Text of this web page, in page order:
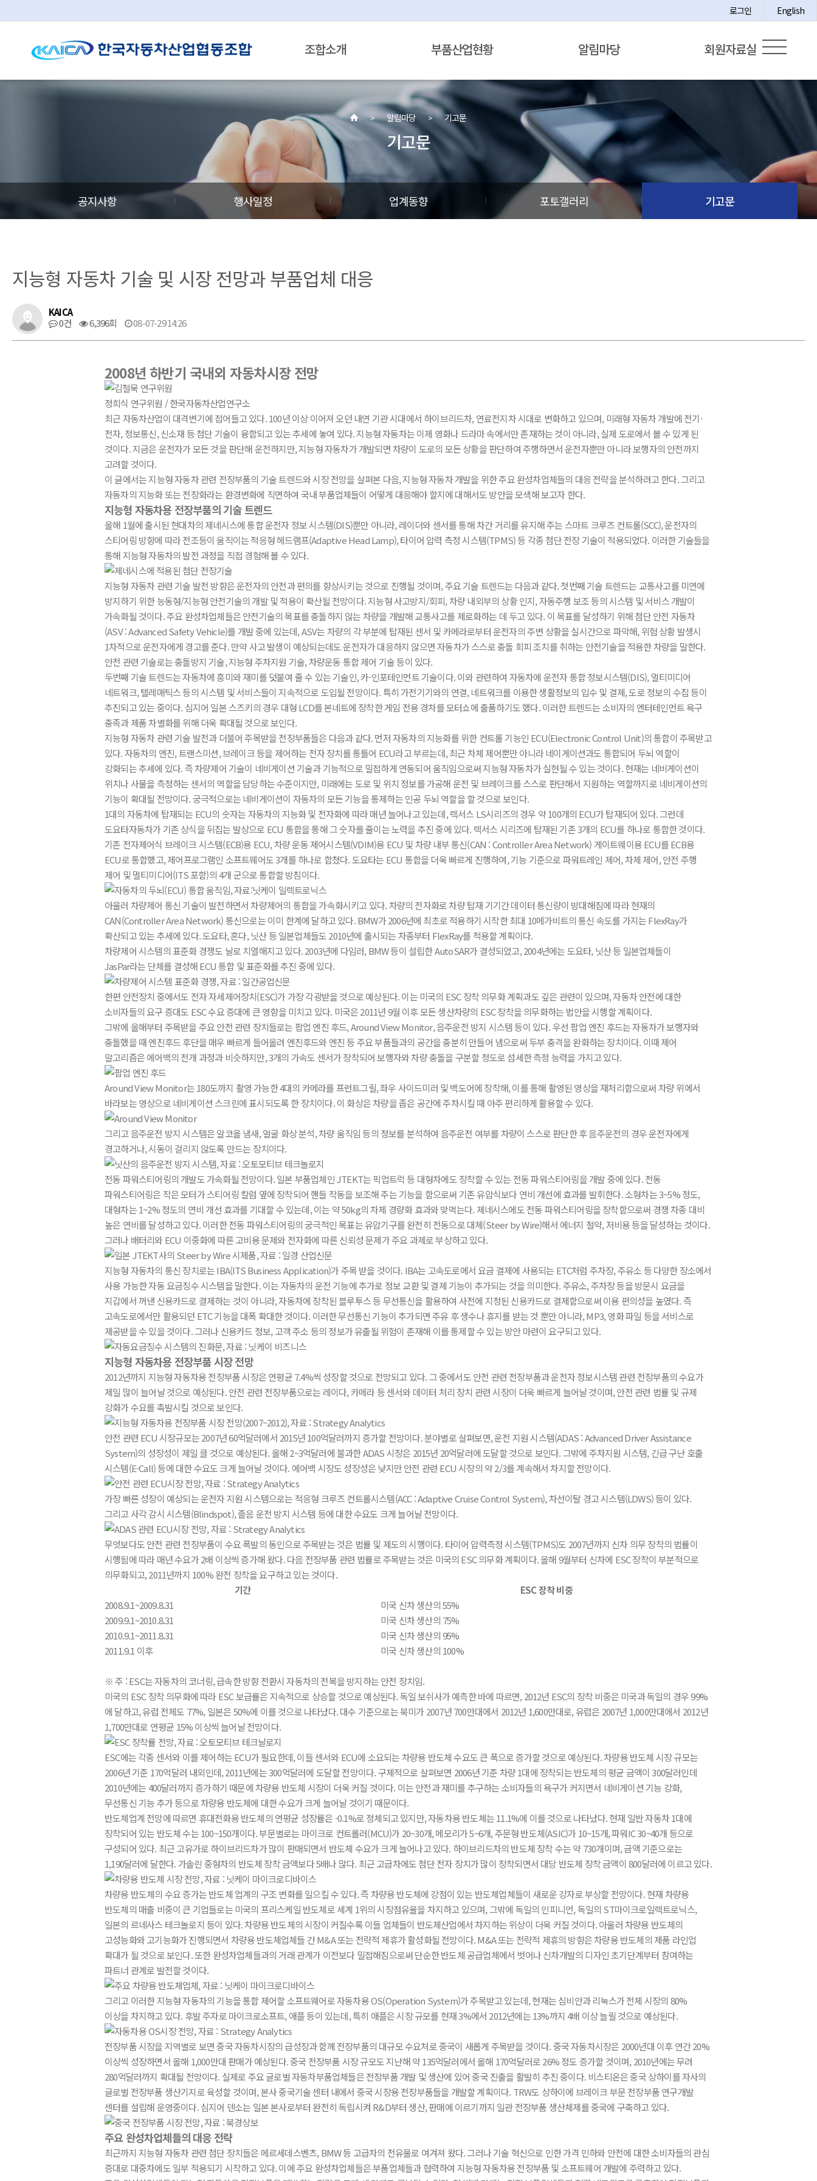
로그인 English
조합소개 부품산업현황 알림마당 회원자료실
알림마당 기고문
기고문
공지사항 행사일정 업계동향 포토갤러리 기고문
지능형 자동차 기술 및 시장 전망과 부품업체 대응
KAICA
0건
6,396회 08-07-29 14:26
2008년 하반기 국내외 자동차시장 전망
정희식 연구위원 / 한국자동차산업연구소
최근 자동차산업이 대격변기에 접어들고 있다. 100년 이상 이어져 오던 내연 기관 시대에서 하이브리드차, 연료전지차 시대로 변화하고 있으며, 미래형 자동차 개발에 전기·
전자, 정보통신, 신소재 등 첨단 기술이 융합되고 있는 추세에 놓여 있다. 지능형 자동차는 이제 영화나 드라마 속에서만 존재하는 것이 아니라, 실제 도로에서 볼 수 있게 된
것이다. 지금은 운전자가 모든 것을 판단해 운전하지만, 지능형 자동차가 개발되면 차량이 도로의 모든 상황을 판단하여 주행하면서 운전자뿐만 아니라 보행자의 안전까지
고려할 것이다.
이 글에서는 지능형 자동차 관련 전장부품의 기술 트렌드와 시장 전망을 살펴본 다음, 지능형 자동차 개발을 위한 주요 완성차업체들의 대응 전략을 분석하려고 한다. 그리고
자동차의 지능화 또는 전장화라는 환경변화에 직면하여 국내 부품업체들이 어떻게 대응해야 할지에 대해서도 방안을 모색해 보고자 한다.
지능형 자동차용 전장부품의 기술 트렌드
올해 1월에 출시된 현대차의 제네시스에 통합 운전자 정보 시스템(DIS)뿐만 아니라, 레이더와 센서를 통해 차간 거리를 유지해 주는 스마트 크루즈 컨트롤(SCC), 운전자의
스티어링 방향에 따라 전조등이 움직이는 적응형 헤드램프(Adaptive Head Lamp), 타이어 압력 측정 시스템(TPMS) 등 각종 첨단 전장 기술이 적용되었다. 이러한 기술들을
통해 지능형 자동차의 발전 과정을 직접 경험해 볼 수 있다.
지능형 자동차 관련 기술 발전 방향은 운전자의 안전과 편의를 향상시키는 것으로 진행될 것이며, 주요 기술 트렌드는 다음과 같다. 첫번째 기술 트렌드는 교통사고를 미연에
방지하기 위한 능동형/지능형 안전기술의 개발 및 적용이 확산될 전망이다. 지능형 사고방지/회피, 차량 내외부의 상황 인지, 자동주행 보조 등의 시스템 및 서비스 개발이
가속화될 것이다. 주요 완성차업체들은 안전기술의 목표를 충돌하지 않는 차량을 개발해 교통사고를 제로화하는 데 두고 있다. 이 목표를 달성하기 위해 첨단 안전 자동차
(ASV : Advanced Safety Vehicle)를 개발 중에 있는데, ASV는 차량의 각 부분에 탑재된 센서 및 카메라로부터 운전자의 주변 상황을 실시간으로 파악해, 위험 상황 발생시
1차적으로 운전자에게 경고를 준다. 만약 사고 발생이 예상되는데도 운전자가 대응하지 않으면 자동차가 스스로 충돌 회피 조치를 취하는 안전기술을 적용한 차량을 말한다.
안전 관련 기술로는 충돌방지 기술, 지능형 주차지원 기술, 차량운동 통합 제어 기술 등이 있다.
두번째 기술 트렌드는 자동차에 흥미와 재미를 덧붙여 줄 수 있는 기술인, 카-인포테인먼트 기술이다. 이와 관련하여 자동차에 운전자 통합 정보시스템(DIS), 멀티미디어
네트워크, 텔레매틱스 등의 시스템 및 서비스들이 지속적으로 도입될 전망이다. 특히 가전기기와의 연결, 네트워크를 이용한 생활정보의 입수 및 결제, 도로 정보의 수집 등이
추진되고 있는 중이다. 심지어 일본 스즈키의 경우 대형 LCD를 본네트에 장착한 게임 전용 경차를 모터쇼에 출품하기도 했다. 이러한 트렌드는 소비자의 엔터테인먼트 욕구
충족과 제품 차별화를 위해 더욱 확대될 것으로 보인다.
지능형 자동차 관련 기술 발전과 더불어 주목받을 전장부품들은 다음과 같다. 먼저 자동차의 지능화를 위한 컨트롤 기능인 ECU(Electronic Control Unit)의 통합이 주목받고
있다. 자동차의 엔진, 트랜스미션, 브레이크 등을 제어하는 전자 장치를 통틀어 ECU라고 부르는데, 최근 차체 제어뿐만 아니라 네이게이션과도 통합되어 두뇌 역할이
강화되는 추세에 있다. 즉 차량제어 기술이 네비게이션 기술과 기능적으로 밀접하게 연동되어 움직임으로써 지능형 자동차가 실현될 수 있는 것이다. 현재는 네비게이션이
위치나 사물을 측정하는 센서의 역할을 담당하는 수준이지만, 미래에는 도로 및 위치 정보를 가공해 운전 및 브레이크를 스스로 판단해서 지원하는 역할까지로 네비게이션의
기능이 확대될 전망이다. 궁극적으로는 네비게이션이 자동차의 모든 기능을 통제하는 인공 두뇌 역할을 할 것으로 보인다.
1대의 자동차에 탑재되는 ECU의 숫자는 자동차의 지능화 및 전자화에 따라 매년 늘어나고 있는데, 렉서스 LS시리즈의 경우 약 100개의 ECU가 탑재되어 있다. 그런데
도요타자동차가 기존 상식을 뒤집는 발상으로 ECU 통합을 통해 그 숫자를 줄이는 노력을 추진 중에 있다. 렉서스 시리즈에 탑재된 기존 3개의 ECU를 하나로 통합한 것이다.
기존 전자제어식 브레이크 시스템(ECB)용 ECU, 차량 운동 제어시스템(VDIM)용 ECU 및 차량 내부 통신(CAN : Controller Area Network) 게이트웨이용 ECU를 ECB용
ECU로 통합했고, 제어프로그램인 소프트웨어도 3개를 하나로 합쳤다. 도요타는 ECU 통합을 더욱 빠르게 진행하여, 기능 기준으로 파워트레인 제어, 차체 제어, 안전 주행
제어 및 멀티미디어(ITS 포함)의 4개 군으로 통합할 방침이다.
아울러 차량제어 통신 기술이 발전하면서 차량제어의 통합을 가속화시키고 있다. 차량의 전자화로 차량 탑재 기기간 데이터 통신량이 방대해짐에 따라 현재의
CAN(Controller Area Network) 통신으로는 이미 한계에 달하고 있다. BMW가 2006년에 최초로 적용하기 시작한 최대 10메가비트의 통신 속도를 가지는 FlexRay가
확산되고 있는 추세에 있다. 도요타, 혼다, 닛산 등 일본업체들도 2010년에 출시되는 차종부터 FlexRay를 적용할 계획이다.
차량제어 시스템의 표준화 경쟁도 날로 치열해지고 있다. 2003년에 다임러, BMW 등이 설립한 AutoSAR가 결성되었고, 2004년에는 도요타, 닛산 등 일본업체들이
JasPar라는 단체를 결성해 ECU 통합 및 표준화를 추진 중에 있다.
한편 안전장치 중에서도 전자 자세제어장치(ESC)가 가장 각광받을 것으로 예상된다. 이는 미국의 ESC 장착 의무화 계획과도 깊은 관련이 있으며, 자동차 안전에 대한
소비자들의 요구 증대도 ESC 수요 증대에 큰 영향을 미치고 있다. 미국은 2011년 9월 이후 모든 생산차량의 ESC 장착을 의무화하는 법안을 시행할 계획이다.
그밖에 올해부터 주목받을 주요 안전 관련 장치들로는 팝업 엔진 후드, Around View Monitor, 음주운전 방지 시스템 등이 있다. 우선 팝업 엔진 후드는 자동차가 보행자와
충돌했을 때 엔진후드 후단을 매우 빠르게 들어올려 엔진후드와 엔진 등 주요 부품들과의 공간을 충분히 만들어 냄으로써 두부 충격을 완화하는 장치이다. 이때 제어
알고리즘은 에어백의 전개 과정과 비슷하지만, 3개의 가속도 센서가 장착되어 보행자와 차량 충돌을 구분할 정도로 섬세한 측정 능력을 가지고 있다.
Around View Monitor는 180도까지 촬영 가능한 4대의 카메라를 프런트그릴, 좌우 사이드미러 및 백도어에 장착해, 이를 통해 촬영된 영상을 재처리함으로써 차량 위에서
바라보는 영상으로 네비게이션 스크린에 표시되도록 한 장치이다. 이 화상은 차량을 좁은 공간에 주차시킬 때 아주 편리하게 활용할 수 있다.
그리고 음주운전 방지 시스템은 알코올 냄새, 얼굴 화상 분석, 차량 움직임 등의 정보를 분석하여 음주운전 여부를 차량이 스스로 판단한 후 음주운전의 경우 운전자에게
경고하거나, 시동이 걸리지 않도록 만드는 장치이다.
전동 파워스티어링의 개발도 가속화될 전망이다. 일본 부품업체인 JTEKT는 픽업트럭 등 대형차에도 장착할 수 있는 전동 파워스티어링을 개발 중에 있다. 전동
파워스티어링은 작은 모터가 스티어링 칼럼 옆에 장착되어 핸들 작동을 보조해 주는 기능을 함으로써 기존 유압식보다 연비 개선에 효과를 발휘한다. 소형차는 3~5% 정도,
대형차는 1~2% 정도의 연비 개선 효과를 기대할 수 있는데, 이는 약 50kg의 차체 경량화 효과와 맞먹는다. 제네시스에도 전동 파워스티어링을 장착함으로써 경쟁 차종 대비
높은 연비를 달성하고 있다. 이러한 전동 파워스티어링의 궁극적인 목표는 유압기구를 완전히 전동으로 대체(Steer by Wire)해서 에너지 절약, 저비용 등을 달성하는 것이다.
그러나 배터리와 ECU 이중화에 따른 고비용 문제와 전자화에 따른 신뢰성 문제가 주요 과제로 부상하고 있다.
지능형 자동차의 통신 장치로는 IBA(ITS Business Application)가 주목 받을 것이다. IBA는 고속도로에서 요금 결제에 사용되는 ETC처럼 주차장, 주유소 등 다양한 장소에서
사용 가능한 자동 요금징수 시스템을 말한다. 이는 자동차의 운전 기능에 추가로 정보 교환 및 결제 기능이 추가되는 것을 의미한다. 주유소, 주차장 등을 방문시 요금을
지갑에서 꺼낸 신용카드로 결제하는 것이 아니라, 자동차에 장착된 블루투스 등 무선통신을 활용하여 사전에 지정된 신용카드로 결제함으로써 이용 편의성을 높였다. 즉
고속도로에서만 활용되던 ETC 기능을 대폭 확대한 것이다. 이러한 무선통신 기능이 추가되면 주유 후 생수나 휴지를 받는 것 뿐만 아니라, MP3, 영화 파일 등을 서비스로
제공받을 수 있을 것이다. 그러나 신용카드 정보, 고객 주소 등의 정보가 유출될 위험이 존재해 이를 통제할 수 있는 방안 마련이 요구되고 있다.
지능형 자동차용 전장부품 시장 전망
2012년까지 지능형 자동차용 전장부품 시장은 연평균 7.4%씩 성장할 것으로 전망되고 있다. 그 중에서도 안전 관련 전장부품과 운전자 정보시스템 관련 전장부품의 수요가
제일 많이 늘어날 것으로 예상된다. 안전 관련 전장부품으로는 레이다, 카메라 등 센서와 데이터 처리 장치 관련 시장이 더욱 빠르게 늘어날 것이며, 안전 관련 법률 및 규제
강화가 수요를 촉발시킬 것으로 보인다.
안전 관련 ECU 시장규모는 2007년 60억달러에서 2015년 100억달러까지 증가할 전망이다. 분야별로 살펴보면, 운전 지원 시스템(ADAS : Advanced Driver Assistance
System)의 성장성이 제일 클 것으로 예상된다. 올해 2~3억달러에 불과한 ADAS 시장은 2015년 20억달러에 도달할 것으로 보인다. 그밖에 주차지원 시스템, 긴급 구난 호출
시스템(E-Call) 등에 대한 수요도 크게 늘어날 것이다. 에어백 시장도 성장성은 낮지만 안전 관련 ECU 시장의 약 2/3를 계속해서 차지할 전망이다.
가장 빠른 성장이 예상되는 운전자 지원 시스템으로는 적응형 크루즈 컨트롤시스템(ACC : Adaptive Cruise Control System), 차선이탈 경고 시스템(LDWS) 등이 있다.
그리고 사각 감시 시스템(Blindspot), 졸음 운전 방지 시스템 등에 대한 수요도 크게 늘어날 전망이다.
무엇보다도 안전 관련 전장부품이 수요 폭발의 동인으로 주목받는 것은 법률 및 제도의 시행이다. 타이어 압력측정 시스템(TPMS)도 2007년까지 신차 의무 장착의 법률이
시행됨에 따라 매년 수요가 2배 이상씩 증가해 왔다. 다음 전장부품 관련 법률로 주목받는 것은 미국의 ESC 의무화 계획이다. 올해 9월부터 신차에 ESC 장착이 부분적으로
의무화되고, 2011년까지 100% 완전 장착을 요구하고 있는 것이다.
기간
ESC 장착 비중
2008.9.1~2009.8.31
미국 신차 생산의 55%
2009.9.1~2010.8.31
미국 신차 생산의 75%
2010.9.1~2011.8.31
미국 신차 생산의 95%
2011.9.1 이후
미국 신차 생산의 100%
※ 주 : ESC는 자동차의 코너링, 급속한 방향 전환시 자동차의 전복을 방지하는 안전 장치임.
미국의 ESC 장착 의무화에 따라 ESC 보급률은 지속적으로 상승할 것으로 예상된다. 독일 보쉬사가 예측한 바에 따르면, 2012년 ESC의 장착 비중은 미국과 독일의 경우 99%
에 달하고, 유럽 전체도 77%, 일본은 50%에 이를 것으로 나타났다. 대수 기준으로는 북미가 2007년 700만대에서 2012년 1,600만대로, 유럽은 2007년 1,000만대에서 2012년
1,700만대로 연평균 15% 이상씩 늘어날 전망이다.
ESC에는 각종 센서와 이를 제어하는 ECU가 필요한데, 이들 센서와 ECU에 소요되는 차량용 반도체 수요도 큰 폭으로 증가할 것으로 예상된다. 차량용 반도체 시장 규모는
2006년 기준 170억달러 내외인데, 2011년에는 300억달러에 도달할 전망이다. 구체적으로 살펴보면 2006년 기준 차량 1대에 장착되는 반도체의 평균 금액이 300달러인데
2010년에는 400달러까지 증가하기 때문에 차량용 반도체 시장이 더욱 커질 것이다. 이는 안전과 재미를 추구하는 소비자들의 욕구가 커지면서 네비게이션 기능 강화,
무선통신 기능 추가 등으로 차량용 반도체에 대한 수요가 크게 늘어날 것이기 때문이다.
반도체업계 전망에 따르면 휴대전화용 반도체의 연평균 성장률은 -0.1%로 정체되고 있지만, 자동차용 반도체는 11.1%에 이를 것으로 나타났다. 현재 일반 자동차 1대에
장착되어 있는 반도체 수는 100~150개이다. 부문별로는 마이크로 컨트롤러(MCU)가 20~30개, 메모리가 5~6개, 주문형 반도체(ASIC)가 10~15개, 파워IC 30~40개 등으로
구성되어 있다. 최근 고유가로 하이브리드차가 많이 판매되면서 반도체 수요가 크게 늘어나고 있다. 하이브리드차의 반도체 장착 수는 약 730개이며, 금액 기준으로는
1,190달러에 달한다. 가솔린 중형차의 반도체 장착 금액보다 5배나 많다. 최근 고급차에도 첨단 전자 장치가 많이 장착되면서 대당 반도체 장착 금액이 800달러에 이르고 있다.
차량용 반도체의 수요 증가는 반도체 업계의 구조 변화를 일으킬 수 있다. 즉 차량용 반도체에 강점이 있는 반도체업체들이 새로운 강자로 부상할 전망이다. 현재 차량용
반도체의 매출 비중이 큰 기업들로는 미국의 프리스케일 반도체로 세계 1위의 시장점유율을 차지하고 있으며, 그밖에 독일의 인피니언, 독일의 ST마이크로일렉트로닉스,
일본의 르네사스 테크놀로지 등이 있다. 차량용 반도체의 시장이 커질수록 이들 업체들이 반도체산업에서 차지하는 위상이 더욱 커질 것이다. 아울러 차량용 반도체의
고성능화와 고기능화가 진행되면서 차량용 반도체업체들 간 M&A 또는 전략적 제휴가 활성화될 전망이다. M&A 또는 전략적 제휴의 방향은 차량용 반도체의 제품 라인업
확대가 될 것으로 보인다. 또한 완성차업체들과의 거래 관계가 이전보다 밀접해짐으로써 단순한 반도체 공급업체에서 벗어나 신차개발의 디자인 초기단계부터 참여하는
파트너 관계로 발전할 것이다.
그리고 이러한 지능형 자동차의 기능을 통합 제어할 소프트웨어로 자동차용 OS(Operation System)가 주목받고 있는데, 현재는 심비안과 리눅스가 전체 시장의 80%
이상을 차지하고 있다. 후발 주자로 마이크로소프트, 애플 등이 있는데, 특히 애플은 시장 규모를 현재 3%에서 2012년에는 13%까지 4배 이상 늘릴 것으로 예상된다.
전장부품 시장을 지역별로 보면 중국 자동차시장의 급성장과 함께 전장부품의 대규모 수요처로 중국이 새롭게 주목받을 것이다. 중국 자동차시장은 2000년대 이후 연간 20%
이상씩 성장하면서 올해 1,000만대 판매가 예상된다. 중국 전장부품 시장 규모도 지난해 약 135억달러에서 올해 170억달러로 26% 정도 증가할 것이며, 2010년에는 무려
280억달러까지 확대될 전망이다. 실제로 주요 글로벌 자동차부품업체들은 전장부품 개발 및 생산에 있어 중국 진출을 활발히 추진 중이다. 비스티온은 중국 상하이를 자사의
글로벌 전장부품 생산기지로 육성할 것이며, 본사 중국기술 센터 내에서 중국 시장용 전장부품들을 개발할 계획이다. TRW도 상하이에 브레이크 부문 전장부품 연구개발
센터를 설립해 운영중이다. 심지어 덴소는 일본 본사로부터 완전히 독립시켜 R&D부터 생산, 판매에 이르기까지 일관 전장부품 생산체제를 중국에 구축하고 있다.
주요 완성차업체들의 대응 전략
최근까지 지능형 자동차 관련 첨단 장치들은 메르세데스벤츠, BMW 등 고급차의 전유물로 여겨져 왔다. 그러나 기술 혁신으로 인한 가격 인하와 안전에 대한 소비자들의 관심
증대로 대중차에도 일부 적용되기 시작하고 있다. 이에 주요 완성차업체들은 부품업체들과 협력하여 지능형 자동차용 전장부품 및 소프트웨어 개발에 주력하고 있다.